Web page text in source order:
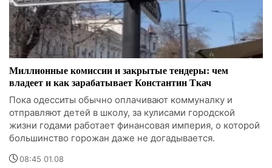
Миллионные комиссии и закрытые тендеры: чем
владеет и как зарабатывает Константин Ткач
Пока одесситы обычно оплачивают коммуналку и
отправляют детей в школу, за кулисами городской
жизни годами работает финансовая империя, о которой
большинство горожан даже не догадывается.
08:45 01.08